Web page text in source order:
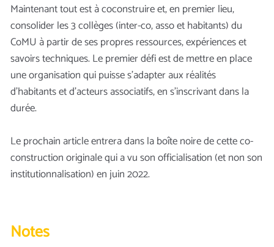
Maintenant tout est à coconstruire et, en premier lieu,
consolider les 3 collèges (inter-co, asso et habitants) du
CoMU à partir de ses propres ressources, expériences et
savoirs techniques. Le premier défi est de mettre en place
une organisation qui puisse s’adapter aux réalités
d’habitants et d’acteurs associatifs, en s’inscrivant dans la
durée.
Le prochain article entrera dans la boîte noire de cette co-
construction originale qui a vu son officialisation (et non son
institutionnalisation) en juin 2022.
Notes